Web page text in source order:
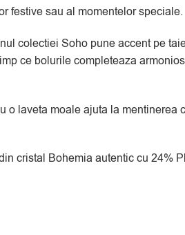
festive sau al momentelor speciale.
colectiei Soho pune accent pe
ce bolurile completeaza
o laveta moale ajuta la mentinerea
cristal Bohemia autentic cu 24%